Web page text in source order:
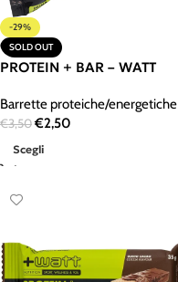
-29%
SOLD OUT
PROTEIN + BAR – WATT
Barrette proteiche/energetiche
€3,50€2,50
Scegli